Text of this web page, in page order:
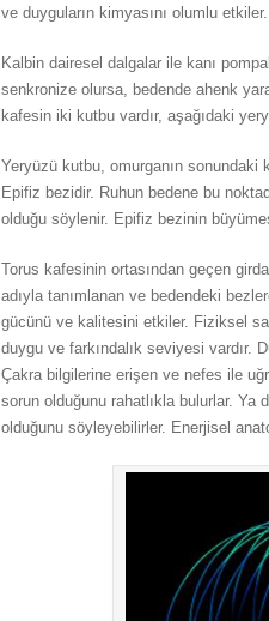
ve duyguların kimyasını olumlu etkiler.
Kalbin dairesel dalgalar ile kanı
senkronize olursa, bedende ahenk
kafesin iki kutbu vardır, aşağıdaki
Yeryüzü kutbu, omurganın
Epifiz bezidir. Ruhun bedene bu
olduğu söylenir. Epifiz bezinin
Torus kafesinin ortasından geçen
adıyla tanımlanan ve bedendeki
gücünü ve kalitesini etkiler. Fiziksel
duygu ve farkındalık seviyesi vardır.
Çakra bilgilerine erişen ve nefes ile
sorun olduğunu rahatlıkla bulurlar. Ya
olduğunu söyleyebilirler. Enerjisel